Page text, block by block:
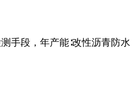
手段，年产能∶改性沥青防水